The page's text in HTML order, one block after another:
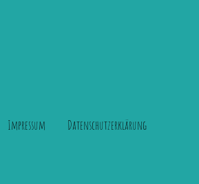
Impressum Datenschutzerklärung